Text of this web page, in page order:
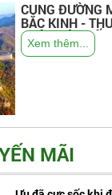
CUNG ĐƯỜNG
BẮC KINH -
CHÂU - Ô TRẤN
Xem thêm...
MÃI